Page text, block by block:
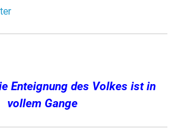
Enteignung des Volkes ist in
vollem Gange